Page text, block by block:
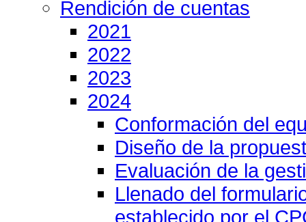
Rendición de cuentas
2021
2022
2023
2024
Conformación del
Diseño de la
Evaluación de la
Llenado del
establecido por el